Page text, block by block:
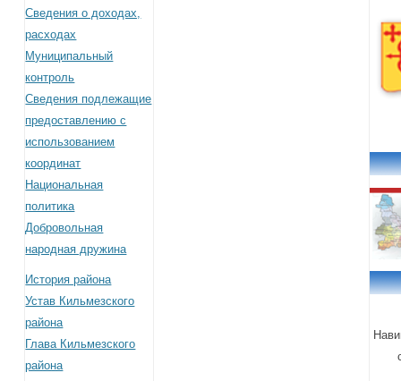
Сведения о доходах,
расходах
Муниципальный
контроль
Сведения подлежащие
предоставлению с
использованием
координат
Национальная
политика
Добровольная
народная дружина
История района
Устав Кильмезского
района
Глава Кильмезского
района